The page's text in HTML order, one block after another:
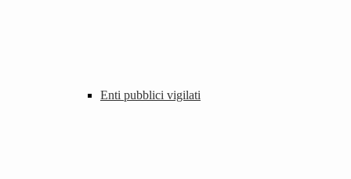
Enti pubblici vigilati